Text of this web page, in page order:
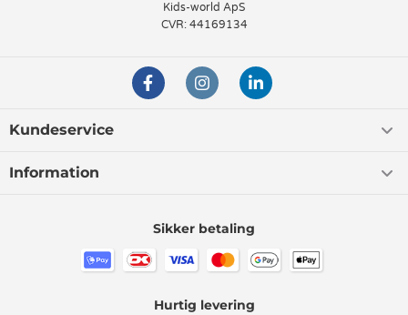
Kids-world ApS
CVR: 44169134
Kundeservice
Information
Sikker betaling
Hurtig levering